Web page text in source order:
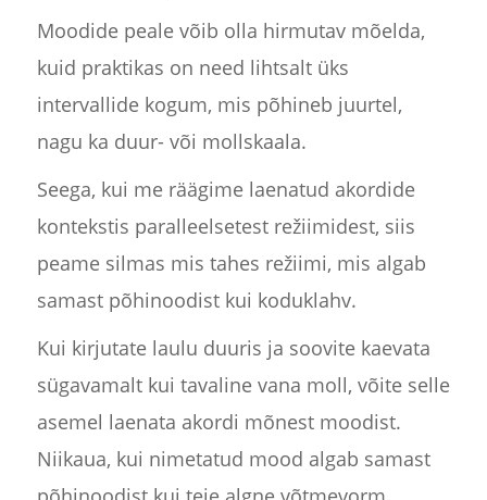
Moodide peale võib olla hirmutav mõelda,
kuid praktikas on need lihtsalt üks
intervallide kogum, mis põhineb juurtel,
nagu ka duur- või mollskaala.
Seega, kui me räägime laenatud akordide
kontekstis paralleelsetest režiimidest, siis
peame silmas mis tahes režiimi, mis algab
samast põhinoodist kui koduklahv.
Kui kirjutate laulu duuris ja soovite kaevata
sügavamalt kui tavaline vana moll, võite selle
asemel laenata akordi mõnest moodist.
Niikaua, kui nimetatud mood algab samast